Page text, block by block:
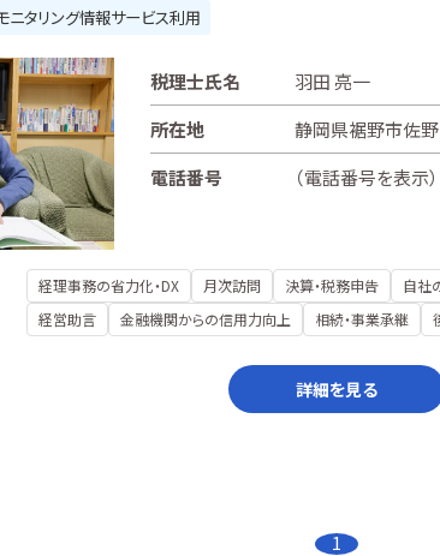
ニタリング情報サービス利用
税理士氏名
羽田 亮一
所在地
静岡県裾野市佐野
電話番号
（電話番号を表示）
経理事務の省力化・DX 月次訪問 決算・税務申告 自社
経営助言
金融機関からの信用力向上 相続・事業承継
詳細を見る
1